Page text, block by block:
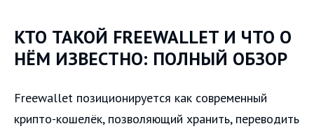
КТО ТАКОЙ FREEWALLET И ЧТО О
НЁМ ИЗВЕСТНО: ПОЛНЫЙ ОБЗОР
Freewallet позиционируется как современный
крипто-кошелёк, позволяющий хранить, переводить